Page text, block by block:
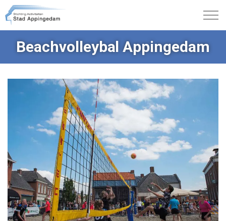
Beachvolleybal Appingedam